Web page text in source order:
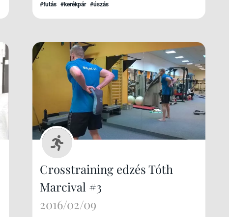
#futás #kerékpár #úszás
Crosstraining edzés Tóth
Marcival #3
2016/02/09